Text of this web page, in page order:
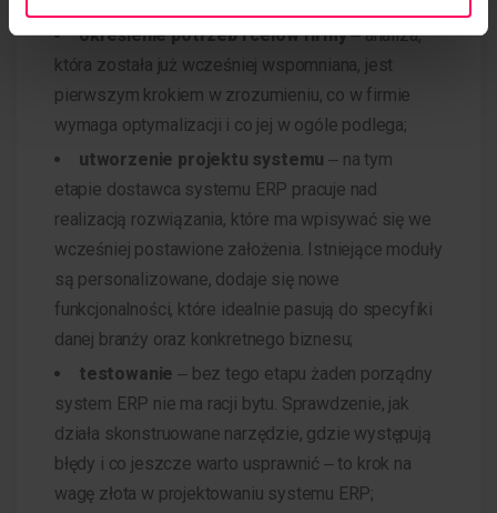
określenie potrzeb i celów firmy‒ analiza,
która została już wcześniej wspomniana, jest
pierwszym krokiem w zrozumieniu, co w firmie
wymaga optymalizacji i co jej w ogóle podlega;
utworzenie projektu systemu ‒ na tym
etapie dostawca systemu ERP pracuje nad
realizacją rozwiązania, które ma wpisywać się we
wcześniej postawione założenia. Istniejące moduły
są personalizowane, dodaje się nowe
funkcjonalności, które idealnie pasują do specyfiki
danej branży oraz konkretnego biznesu;
testowanie ‒ bez tego etapu żaden porządny
system ERP nie ma racji bytu. Sprawdzenie, jak
działa skonstruowane narzędzie, gdzie występują
błędy i co jeszcze warto usprawnić ‒ to krok na
wagę złota w projektowaniu systemu ERP;